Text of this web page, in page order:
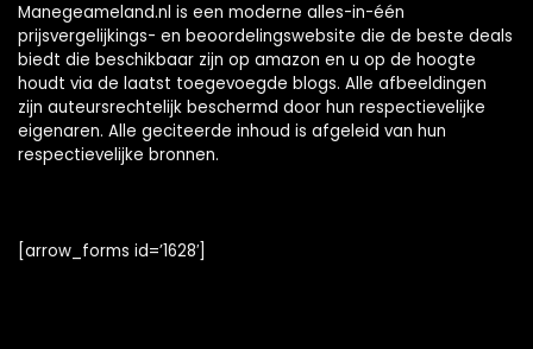
Manegeameland.nl is een moderne alles-in-één
prijsvergelijkings- en beoordelingswebsite die de beste deals
biedt die beschikbaar zijn op amazon en u op de hoogte
houdt via de laatst toegevoegde blogs. Alle afbeeldingen
zijn auteursrechtelijk beschermd door hun respectievelijke
eigenaren. Alle geciteerde inhoud is afgeleid van hun
respectievelijke bronnen.
[arrow_forms id=’1628′]